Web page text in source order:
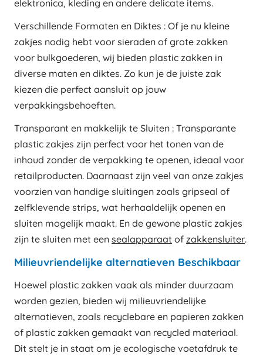
elektronica, kleding en andere delicate items.
Verschillende Formaten en Diktes : Of je nu kleine
zakjes nodig hebt voor sieraden of grote zakken
voor bulkgoederen, wij bieden plastic zakken in
diverse maten en diktes. Zo kun je de juiste zak
kiezen die perfect aansluit op jouw
verpakkingsbehoeften.
Transparant en makkelijk te Sluiten : Transparante
plastic zakjes zijn perfect voor het tonen van de
inhoud zonder de verpakking te openen, ideaal voor
retailproducten. Daarnaast zijn veel van onze zakjes
voorzien van handige sluitingen zoals gripseal of
zelfklevende strips, wat herhaaldelijk openen en
sluiten mogelijk maakt. En de gewone plastic zakjes
zijn te sluiten met een sealapparaat of zakkensluiter.
Milieuvriendelijke alternatieven Beschikbaar
Hoewel plastic zakken vaak als minder duurzaam
worden gezien, bieden wij milieuvriendelijke
alternatieven, zoals recyclebare en papieren zakken
of plastic zakken gemaakt van recycled materiaal.
Dit stelt je in staat om je ecologische voetafdruk te